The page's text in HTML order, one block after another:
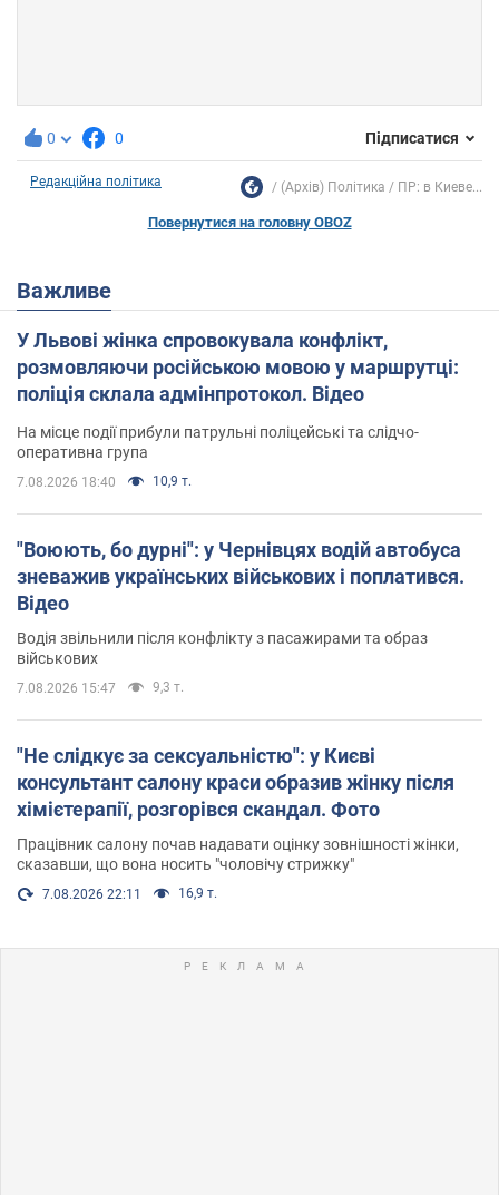
0 0 Підписатися
Редакційна політика (Архів) Політика ПР: в Киеве...
Повернутися на головну OBOZ
Важливе
У Львові жінка спровокувала конфлікт,
розмовляючи російською мовою у маршрутці:
поліція склала адмінпротокол. Відео
На місце події прибули патрульні поліцейські та слідчо-
оперативна група
7.08.2026 18:40 10,9 т.
"Воюють, бо дурні": у Чернівцях водій автобуса
зневажив українських військових і поплатився.
Відео
Водія звільнили після конфлікту з пасажирами та образ
військових
7.08.2026 15:47 9,3 т.
"Не слідкує за сексуальністю": у Києві
консультант салону краси образив жінку після
хімієтерапії, розгорівся скандал. Фото
Працівник салону почав надавати оцінку зовнішності жінки,
сказавши, що вона носить "чоловічу стрижку"
7.08.2026 22:11 16,9 т.